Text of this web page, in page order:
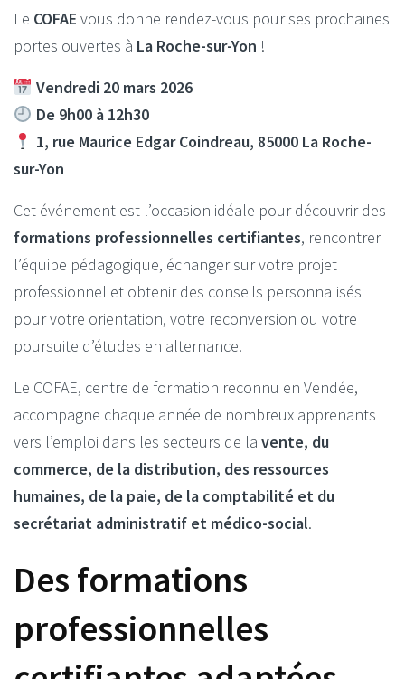
Le COFAE vous donne rendez-vous pour ses prochaines
portes ouvertes à La Roche-sur-Yon !
Vendredi 20 mars 2026
De 9h00 à 12h30
1, rue Maurice Edgar Coindreau, 85000 La Roche-
sur-Yon
Cet événement est l’occasion idéale pour découvrir des
formations professionnelles certifiantes, rencontrer
l’équipe pédagogique, échanger sur votre projet
professionnel et obtenir des conseils personnalisés
pour votre orientation, votre reconversion ou votre
poursuite d’études en alternance.
Le COFAE, centre de formation reconnu en Vendée,
accompagne chaque année de nombreux apprenants
vers l’emploi dans les secteurs de la vente, du
commerce, de la distribution, des ressources
humaines, de la paie, de la comptabilité et du
secrétariat administratif et médico-social.
Des formations
professionnelles